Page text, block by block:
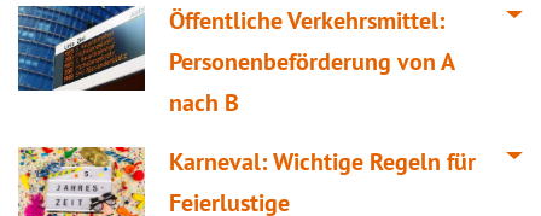
Öffentliche Verkehrsmittel:
Personenbeförderung von A
nach B
Karneval: Wichtige Regeln für
Feierlustige